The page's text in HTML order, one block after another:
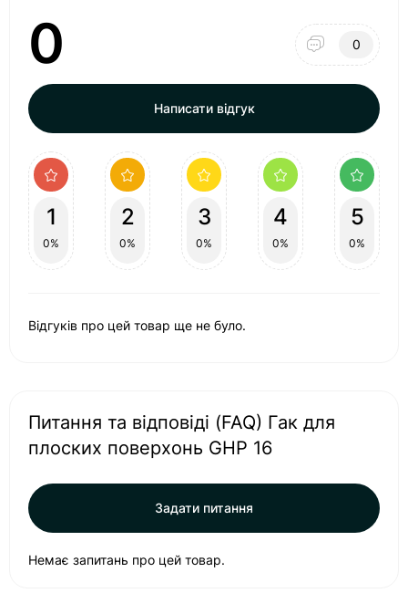
0 0
Написати відгук
1
0%
2
0%
3
0%
4
0%
5
0%
Відгуків про цей товар ще не було.
Питання та відповіді (FAQ) Гак для
плоских поверхонь GHP 16
Задати питання
Немає запитань про цей товар.